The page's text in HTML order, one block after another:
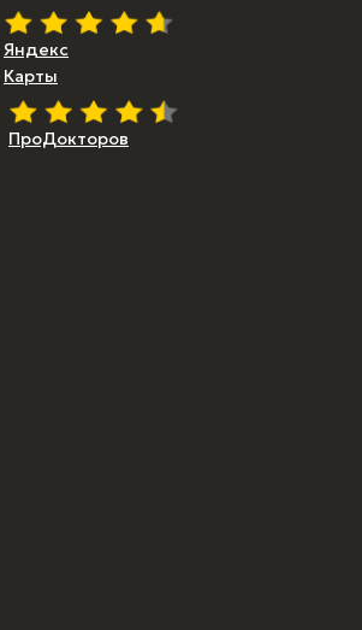
Яндекс
Карты
ПроДокторов